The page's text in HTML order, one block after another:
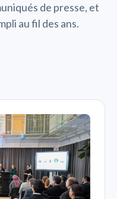
de presse, et
au fil des ans.